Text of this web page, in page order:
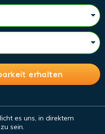
es uns, in direktem
sein.